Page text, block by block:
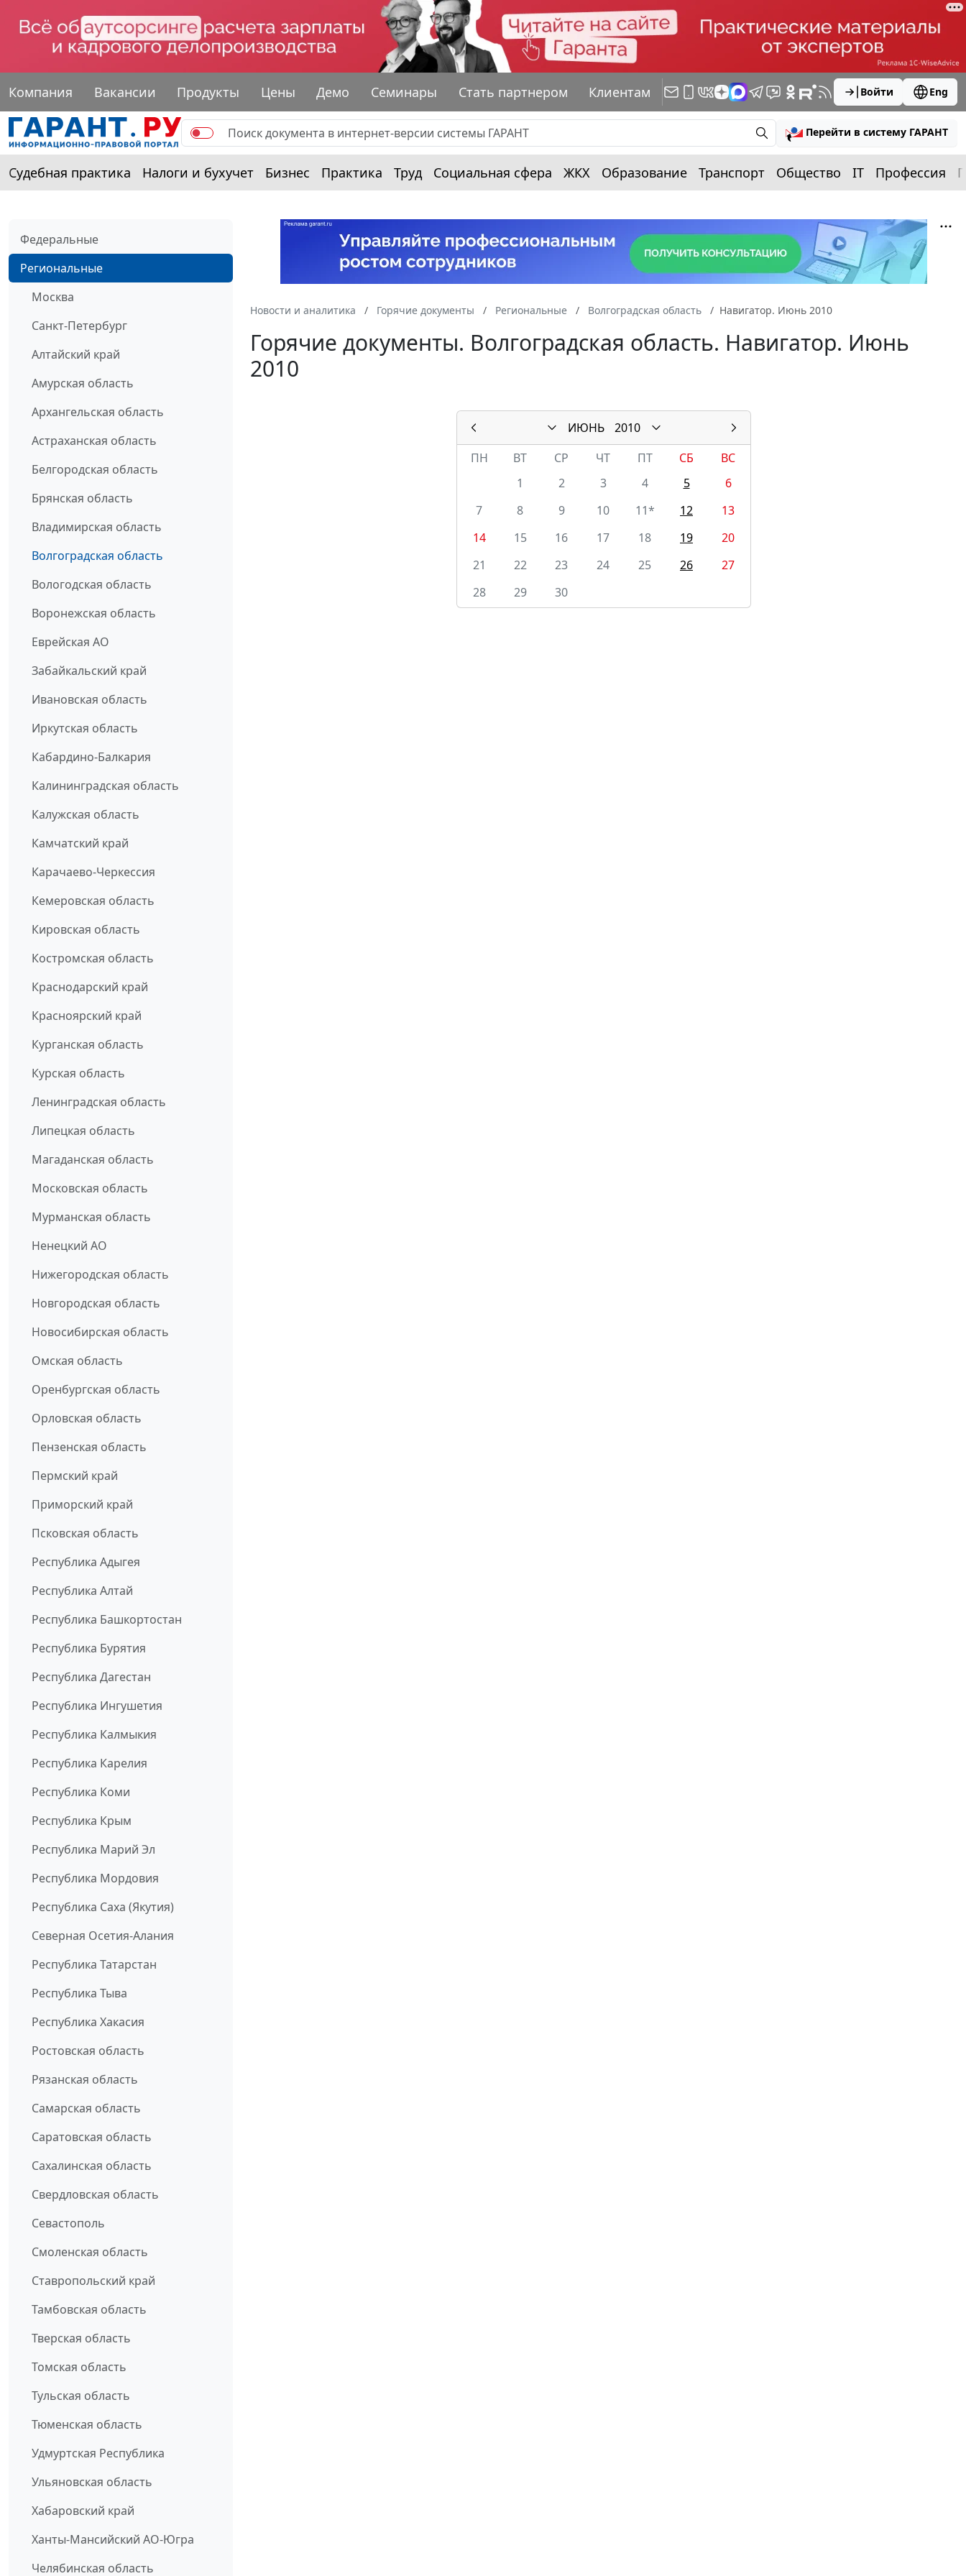
Компания Вакансии Продукты Цены Демо Семинары Стать партнером Клиентам Войти Eng
Перейти в систему ГАРАНТ
Судебная практика Налоги и бухучет Бизнес Практика Труд Социальная сфера ЖКХ Образование Транспорт Общество IT Профессия
Федеральные
Региональные
Москва
Санкт-Петербург
Алтайский край
Амурская область
Архангельская область
Астраханская область
Белгородская область
Брянская область
Владимирская область
Волгоградская область
Вологодская область
Воронежская область
Еврейская АО
Забайкальский край
Ивановская область
Иркутская область
Кабардино-Балкария
Калининградская область
Калужская область
Камчатский край
Карачаево-Черкессия
Кемеровская область
Кировская область
Костромская область
Краснодарский край
Красноярский край
Курганская область
Курская область
Ленинградская область
Липецкая область
Магаданская область
Московская область
Мурманская область
Ненецкий АО
Нижегородская область
Новгородская область
Новосибирская область
Омская область
Оренбургская область
Орловская область
Пензенская область
Пермский край
Приморский край
Псковская область
Республика Адыгея
Республика Алтай
Республика Башкортостан
Республика Бурятия
Республика Дагестан
Республика Ингушетия
Республика Калмыкия
Республика Карелия
Республика Коми
Республика Крым
Республика Марий Эл
Республика Мордовия
Республика Саха (Якутия)
Северная Осетия-Алания
Республика Татарстан
Республика Тыва
Республика Хакасия
Ростовская область
Рязанская область
Самарская область
Саратовская область
Сахалинская область
Свердловская область
Севастополь
Смоленская область
Ставропольский край
Тамбовская область
Тверская область
Томская область
Тульская область
Тюменская область
Удмуртская Республика
Ульяновская область
Хабаровский край
Ханты-Мансийский АО-Югра
Челябинская область
Новости и аналитика Горячие документы Региональные Волгоградская область Навигатор. Июнь 2010
Горячие документы. Волгоградская область. Навигатор. Июнь
2010
ИЮНЬ
2010
ПН
ВТ СР ЧТ ПТ СБ
ВС
1
2 3 4 5
6
7
8 9 10 11* 12
13
14
15 16 17 18 19
20
21
22 23 24 25 26
27
28
29 30